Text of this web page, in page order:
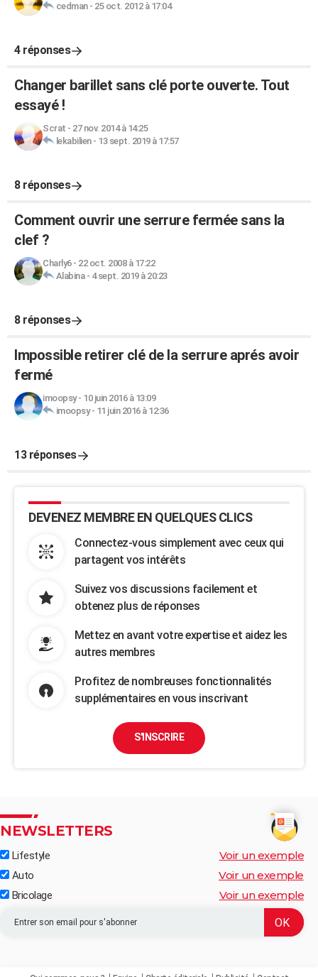
cedman- 25 oct. 2012 à 17:04
4 réponses
Changer barillet sans clé porte ouverte. Tout
essayé !
Scrat - 27 nov. 2014 à 14:25
lekabilien- 13 sept. 2019 à 17:57
8 réponses
Comment ouvrir une serrure fermée sans la
clef ?
Charly6- 22 oct. 2008 à 17:22
Alabina- 4 sept. 2019 à 20:23
8 réponses
Impossible retirer clé de la serrure aprés avoir
fermé
imoopsy- 10 juin 2016 à 13:09
imoopsy- 11 juin 2016 à 12:36
13 réponses
DEVENEZ MEMBRE EN QUELQUES CLICS
Connectez-vous simplement avec ceux qui
partagent vos intérêts
Suivez vos discussions facilement et
obtenez plus de réponses
Mettez en avant votre expertise et aidez les
autres membres
Profitez de nombreuses fonctionnalités
supplémentaires en vous inscrivant
S'INSCRIRE
NEWSLETTERS
Lifestyle Voir un exemple
Auto Voir un exemple
Bricolage Voir un exemple